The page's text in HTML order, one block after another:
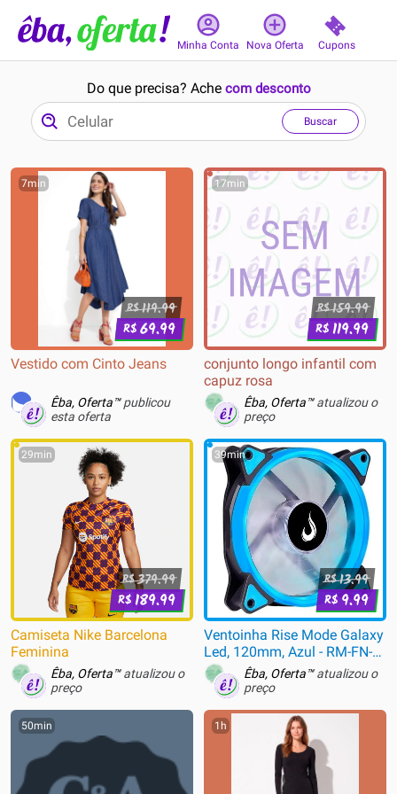
Minha Conta Nova Oferta Cupons
Do que precisa? Ache com desconto
Buscar
7min
R$119.99
R$69.99
Vestido com Cinto Jeans
Êba, Oferta™publicou
esta oferta
17min
R$159.99
R$119.99
conjunto longo infantil com
capuz rosa
Êba, Oferta™atualizou o
preço
29min
R$379.99
R$189.99
Camiseta Nike Barcelona
Feminina
Êba, Oferta™atualizou o
preço
39min
R$13.99
R$ 9.99
Ventoinha Rise Mode Galaxy
Led, 120mm, Azul - RM-FN-
01-BB
Êba, Oferta™atualizou o
preço
50min 1h